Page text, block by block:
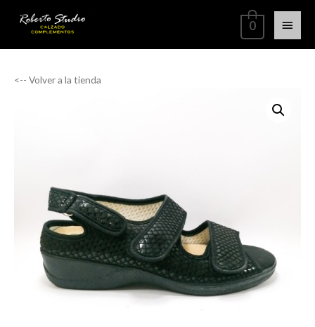
0
<-- Volver a la tienda